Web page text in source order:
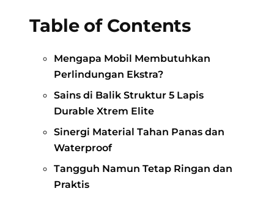
Table of Contents
Mengapa Mobil Membutuhkan
Perlindungan Ekstra?
Sains di Balik Struktur 5 Lapis
Durable Xtrem Elite
Sinergi Material Tahan Panas dan
Waterproof
Tangguh Namun Tetap Ringan dan
Praktis